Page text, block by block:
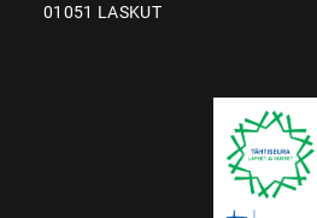
01051 LASKUT